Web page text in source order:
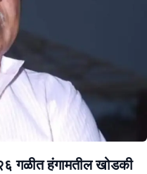
गळीत हंगामतील खोडकी